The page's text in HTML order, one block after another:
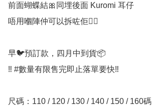
前面蝴蝶結🎀同埋後面 Kuromi 耳仔
唔用嗰陣仲可以拆咗佢👍🏻
早🐦預訂款，四月中到貨📦
‼️ #數量有限售完即止落單要快‼️
尺碼：110 / 120 / 130 / 140 / 150 / 160碼